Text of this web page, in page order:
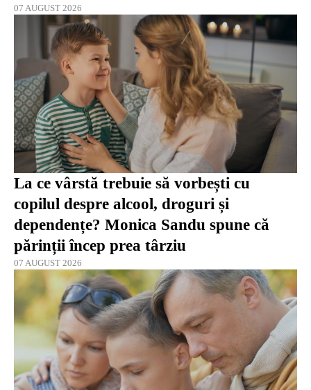
07 AUGUST 2026
La ce vârstă trebuie să vorbești cu
copilul despre alcool, droguri și
dependențe? Monica Sandu spune că
părinții încep prea târziu
07 AUGUST 2026